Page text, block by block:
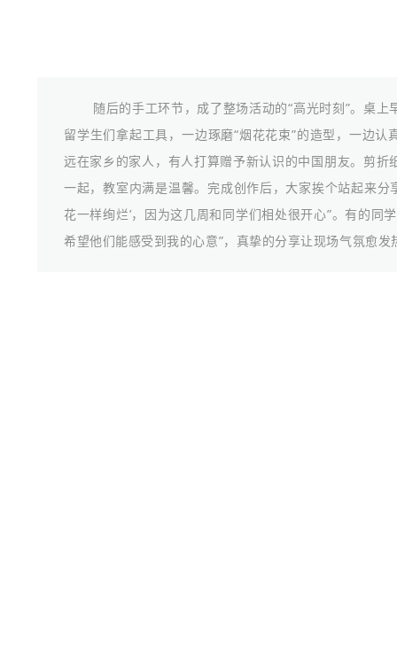
随后的手工环节，成了整场活动的“高光时刻”。桌上
留学生们拿起工具，一边琢磨“烟花花束”的造型，一边
远在家乡的家人，有人打算赠予新认识的中国朋友。剪
一起，教室内满是温馨。完成创作后，大家挨个站起来分
花一样绚烂’，因为这几周和同学们相处很开心”。有的同
希望他们能感受到我的心意”，真挚的分享让现场气氛愈发